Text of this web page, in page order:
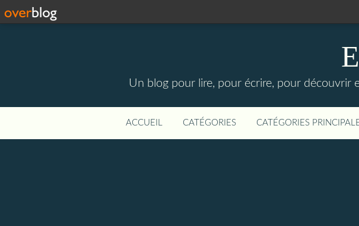
Un blog pour lire, pour écrire, pour découvrir
ACCUEIL CATÉGORIES CATÉGORIES